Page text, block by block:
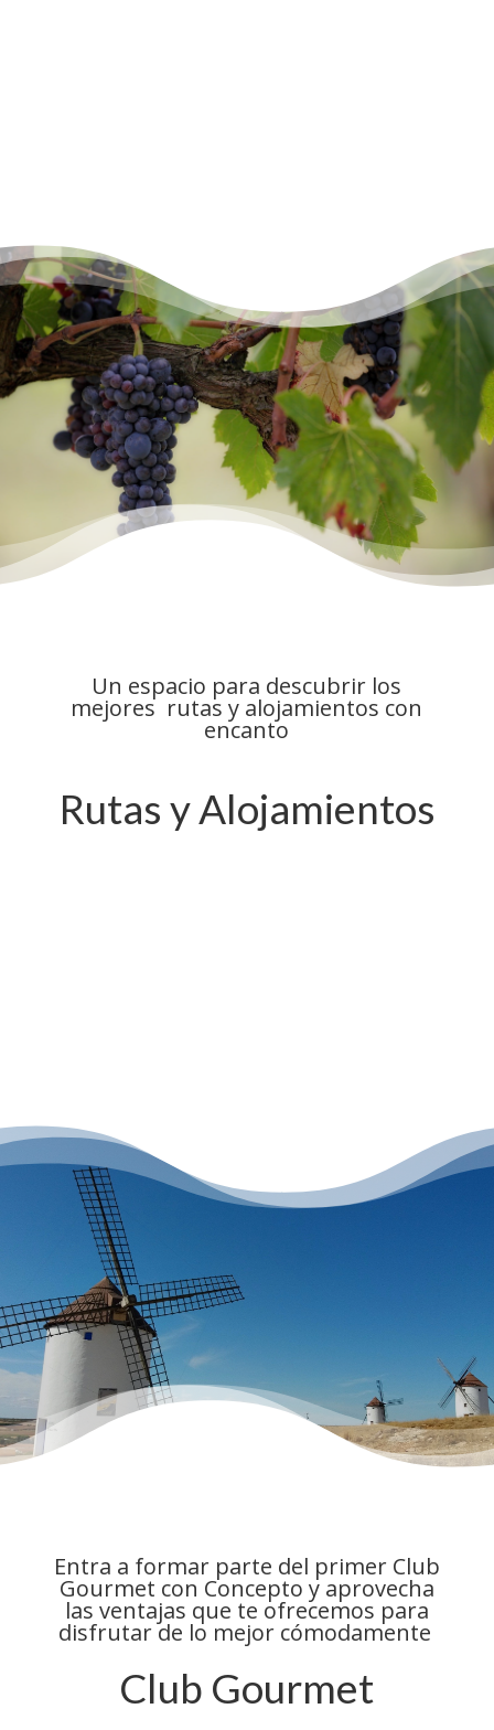
Un espacio para descubrir los
mejores rutas y alojamientos con
encanto
Rutas y Alojamientos
Entra a formar parte del primer Club
Gourmet con Concepto y aprovecha
las ventajas que te ofrecemos para
disfrutar de lo mejor cómodamente
Club Gourmet